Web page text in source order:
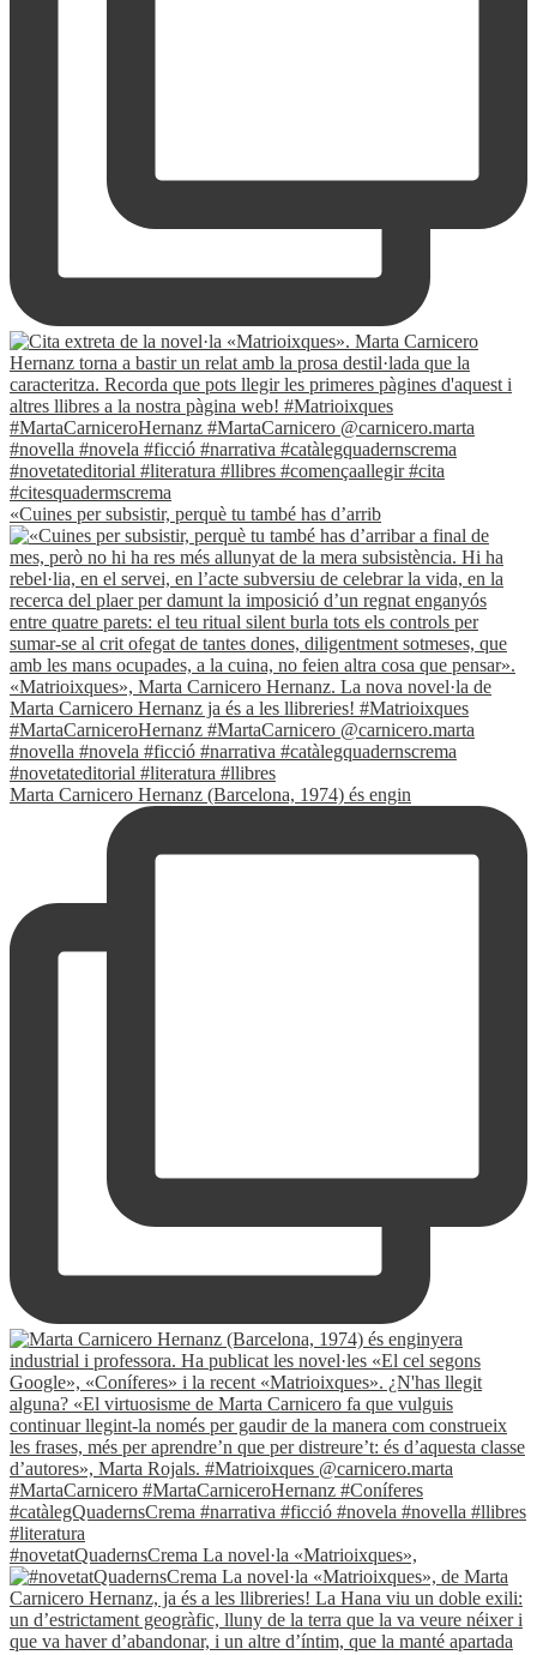
«Cuines per subsistir, perquè tu també has d’arrib
Marta Carnicero Hernanz (Barcelona, 1974) és engin
#novetatQuadernsCrema La novel·la «Matrioixques»,